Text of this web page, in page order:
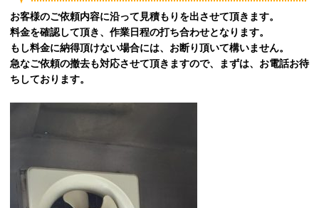
お客様のご依頼内容に沿って見積もりを出させて頂きます。
料金を確認して頂き、作業日程の打ち合わせとなります。
もし料金に納得頂けない場合には、お断り頂いて構いません。
急なご依頼の撤去も対応させて頂きますので、まずは、お電話お待
ちしております。